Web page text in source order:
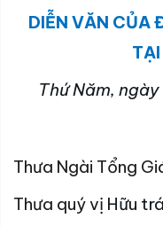
DIỄN VĂN CỦA
TẠI
Thứ Năm,
Thưa Ngài Tổng
Thưa quý vị Hữu